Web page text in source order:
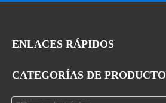
ENLACES RÁPIDOS
CATEGORÍAS DE PRODUCTO